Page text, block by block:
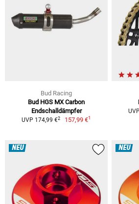
Bud Racing
Bud HGS MX Carbon
Endschalldämpfer
UVP 174,99 €2 157,99 €1
NEU NEU